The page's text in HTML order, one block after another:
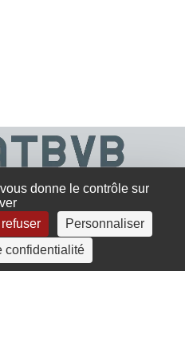
donne le contrôle sur
Personnaliser
confidentialité